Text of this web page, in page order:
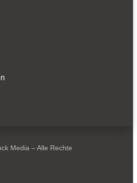
Media – Alle Rechte